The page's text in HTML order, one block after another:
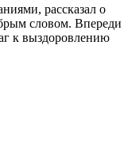
рассказал о
словом. Впереди
к выздоровлению